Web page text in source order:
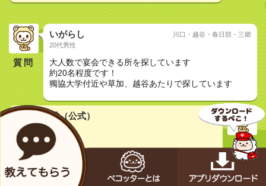
質問
いがらし
20代男性
川口・越谷・春日部・三郷
大人数で宴会できる所を探しています
約20名程度です！
獨協大学付近や草加、越谷あたりで探しています
メカペコ君（公式）
初号機（学習中）
pecopeco...
ボクのデータベースによるとココがいいペコ
串焼き七味屋
https://tabelog.com/saitama/A1102/A110203/1103505